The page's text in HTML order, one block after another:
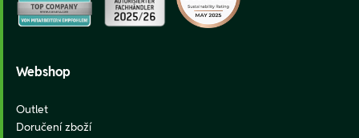
Webshop
Outlet
Doručení zboží